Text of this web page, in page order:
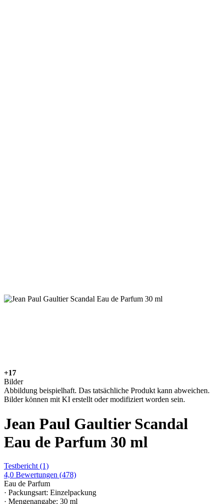
+17
Bilder
Abbildung beispielhaft. Das tatsächliche Produkt kann abweichen.
Bilder können mit KI erstellt oder modifiziert worden sein.
Jean Paul Gaultier Scandal
Eau de Parfum 30 ml
Testbericht (1)
4,0 Bewertungen (478)
Eau de Parfum
· Packungsart: Einzelpackung
· Mengenangabe: 30 ml